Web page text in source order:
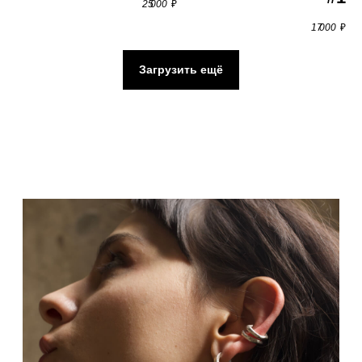
25 000 ₽
17 000 ₽
Загрузить ещё
roughjwlry@gmail.com
Серьги
Кольца
Каталог